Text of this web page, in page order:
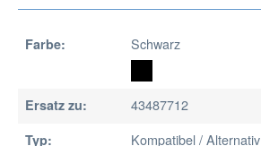
Farbe: Schwarz
Ersatz zu: 43487712
Typ: Kompatibel / Alternativ